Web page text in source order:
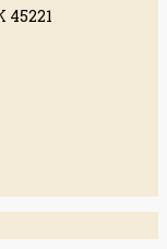
45221